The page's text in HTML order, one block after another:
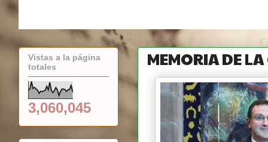
MEMORIA DE
Vistas a la página
totales
3,060,045